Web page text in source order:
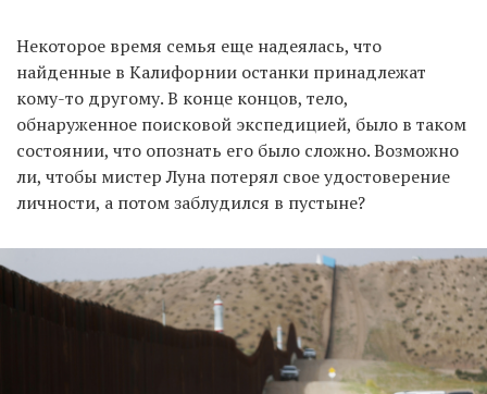
Некоторое время семья еще надеялась, что
найденные в Калифорнии останки принадлежат
кому-то другому. В конце концов, тело,
обнаруженное поисковой экспедицией, было в таком
состоянии, что опознать его было сложно. Возможно
ли, чтобы мистер Луна потерял свое удостоверение
личности, а потом заблудился в пустыне?